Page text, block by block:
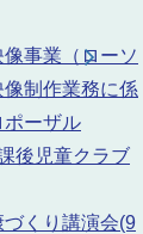
事業（ローソ
像制作業務に係
ポーザル
後児童クラブ
づくり講演会(9